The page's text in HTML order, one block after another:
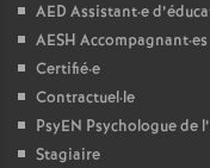
AED Assistant·e
AESH Accompagnant·
Certifié·e
Contractuel·le
PsyEN Psychologue de
Stagiaire